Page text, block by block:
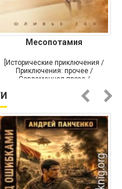
Месопотамия
[Исторические приключения /
Приключения: прочее /
Современная проза /